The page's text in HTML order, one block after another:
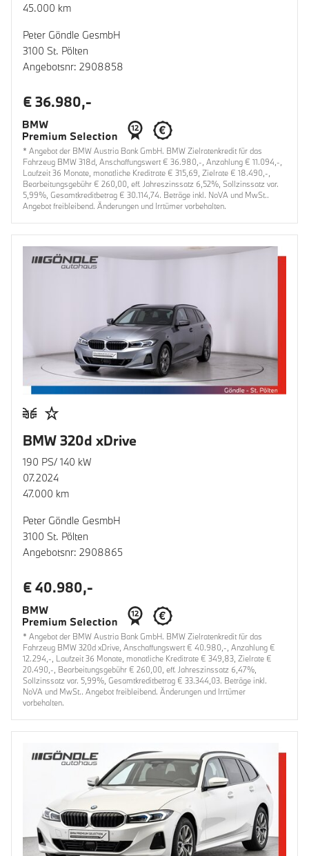
45.000 km
Peter Göndle GesmbH
3100 St. Pölten
Angebotsnr: 2908858
€ 36.980,-
* Angebot der BMW Austria Bank GmbH. BMW Zielratenkredit für das
Fahrzeug BMW 318d, Anschaffungswert € 36.980,-, Anzahlung € 11.094,-,
Laufzeit 36 Monate, monatliche Kreditrate € 315,69, Zielrate € 18.490,-,
Bearbeitungsgebühr € 260,00, eff. Jahreszinssatz 6,52%, Sollzinssatz var.
5,99%, Gesamtkreditbetrag € 30.114,74. Beträge inkl. NoVA und MwSt..
Angebot freibleibend. Änderungen und Irrtümer vorbehalten.
BMW 320d xDrive
190 PS/ 140 kW
07.2024
47.000 km
Peter Göndle GesmbH
3100 St. Pölten
Angebotsnr: 2908865
€ 40.980,-
* Angebot der BMW Austria Bank GmbH. BMW Zielratenkredit für das
Fahrzeug BMW 320d xDrive, Anschaffungswert € 40.980,-, Anzahlung €
12.294,-, Laufzeit 36 Monate, monatliche Kreditrate € 349,83, Zielrate €
20.490,-, Bearbeitungsgebühr € 260,00, eff. Jahreszinssatz 6,47%,
Sollzinssatz var. 5,99%, Gesamtkreditbetrag € 33.344,03. Beträge inkl.
NoVA und MwSt.. Angebot freibleibend. Änderungen und Irrtümer
vorbehalten.